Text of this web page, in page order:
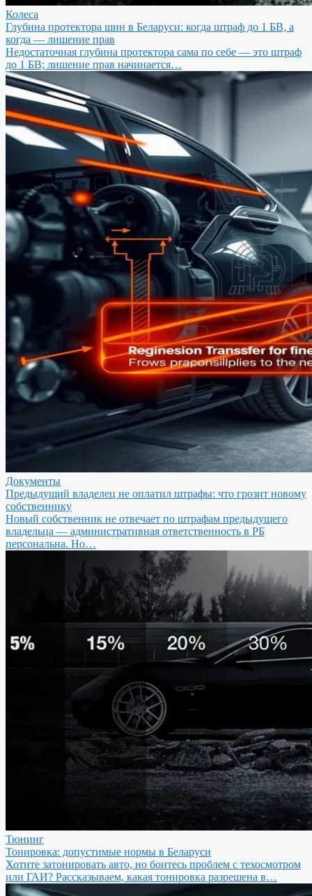
Колеса
Глубина протектора шин в Беларуси: когда штраф до 1 БВ, а
когда — лишение прав
Недостаточная глубина протектора сама по себе — это штраф
до 1 БВ; лишение прав начинается…
Документы
Предыдущий владелец не оплатил штрафы: что грозит новому
собственнику
Новый собственник не отвечает по штрафам предыдущего
владельца — административная ответственность в РБ
персональна. Но…
Тюнинг
Тонировка: допустимые нормы в Беларуси
Хотите затонировать авто, но боитесь проблем с техосмотром
или ГАИ? Рассказываем, какая тонировка разрешена в…